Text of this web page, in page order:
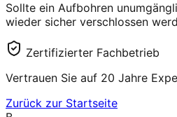
Sollte ein Aufbohren
wieder sicher verschlossen
Zertifizierter Fachbetrieb
Vertrauen Sie auf 20 Jahre
Zurück zur Startseite